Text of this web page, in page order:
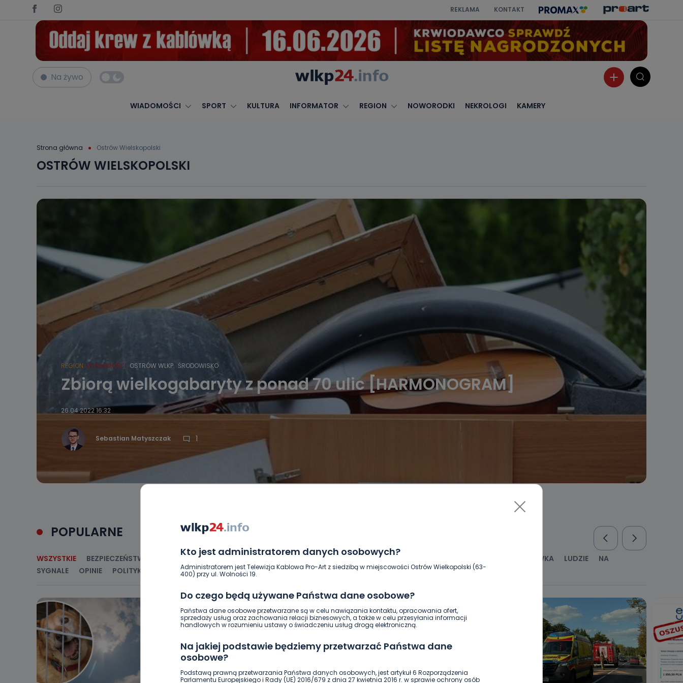
REKLAMA KONTAKT
Na żywo
WIADOMOŚCI SPORT KULTURA INFORMATOR REGION NOWORODKI NEKROLOGI KAMERY
Strona główna Ostrów Wielskopolski
Kto jest administratorem danych osobowych?
Administratorem jest Telewizja Kablowa Pro-Art z siedzibą w miejscowości Ostrów Wielkopolski (63-
400) przy ul. Wolności 19.
Do czego będą używane Państwa dane osobowe?
Państwa dane osobowe przetwarzane są w celu nawiązania kontaktu, opracowania ofert,
sprzedaży usług oraz zachowania relacji biznesowych, a także w celu przesyłania informacji
handlowych w rozumieniu ustawy o świadczeniu usług drogą elektroniczną.
Na jakiej podstawie będziemy przetwarzać Państwa dane
osobowe?
Podstawą prawną przetwarzania Państwa danych osobowych, jest artykuł 6 Rozporządzenia
Parlamentu Europejskiego i Rady (UE) 2016/679 z dnia 27 kwietnia 2016 r. w sprawie ochrony osób
OSTRÓW WIELSKOPOLSKI
REGION WIADOMOŚCI OSTRÓW WLKP. ŚRODOWISKO
Zbiorą wielkogabaryty z ponad 70 ulic [HARMONOGRAM]
26.04.2022 16:32
Sebastian Matyszczak 1
POPULARNE
WSZYSTKIE BEZPIECZEŃSTWO CIEKAWOSTKI GOSPODARKA I FINANSE HISTORIA KULTURA I ROZRYWKA LUDZIE
NA
SYGNALE
OPINIE POLITYKA RELIGIA SAMORZĄD ŚRODOWISKO WASZE INFO WSZYSTKICH ŚWIĘTYCH WYWIADY